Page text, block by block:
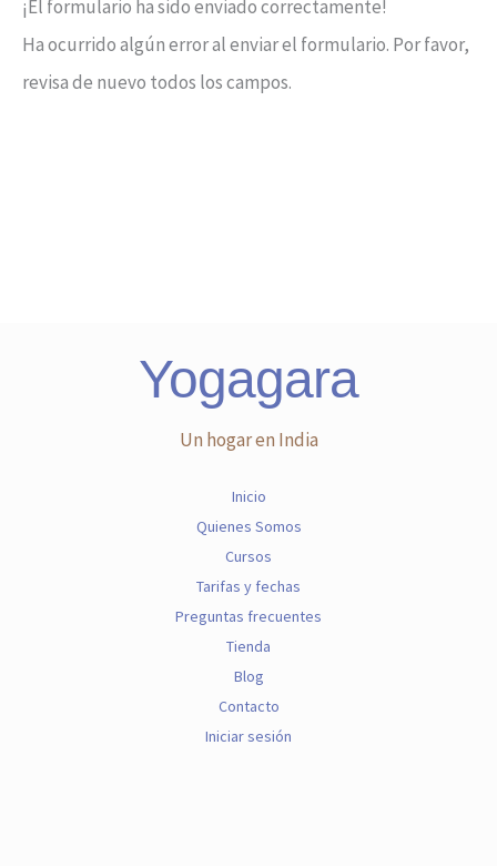
¡El formulario ha sido enviado correctamente!
Ha ocurrido algún error al enviar el formulario. Por favor,
revisa de nuevo todos los campos.
Yogagara
Un hogar en India
Inicio
Quienes Somos
Cursos
Tarifas y fechas
Preguntas frecuentes
Tienda
Blog
Contacto
Iniciar sesión